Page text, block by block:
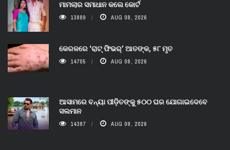
ମାମଲାର ସମାଧାନ କଲେ କୋର୍ଟ
13889 AUG 08, 2026
କେରଳରେ ‘ରାଟ୍ ଫିଭର୍’ ଆତଙ୍କ, ୫୮ ମୃତ
14705 AUG 08, 2026
ଆସାମରେ ବନ୍ୟା ପୀଡ଼ିତଙ୍କୁ ୫୦୦ ଘର ଯୋଗାଇଦେବେ
ସଲମାନ
14387 AUG 09, 2026